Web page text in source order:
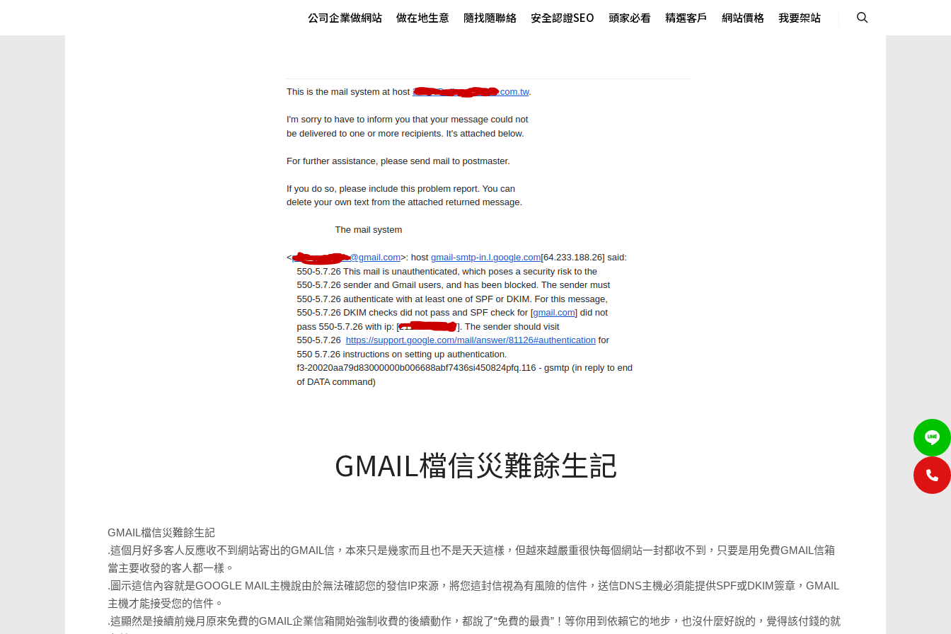
公司企業做網站 做在地生意 隨找隨聯絡 安全認證SEO 頭家必看 精選客戶 網站價格 我要架站
GMAIL檔信災難餘生記
GMAIL檔信災難餘生記
.這個月好多客人反應收不到網站寄出的GMAIL信，本來只是幾家而且也不是天天這樣，但越來越嚴重很快每個網站一封都收不到，只要是用免費GMAIL信箱
當主要收發的客人都一樣。
.圖示這信內容就是GOOGLE MAIL主機說由於無法確認您的發信IP來源，將您這封信視為有風險的信件，送信DNS主機必須能提供SPF或DKIM簽章，GMAIL
主機才能接受您的信件。
.這顯然是接續前幾月原來免費的GMAIL企業信箱開始強制收費的後續動作，都說了“免費的最貴”！等你用到依賴它的地步，也沒什麼好說的，覺得該付錢的就